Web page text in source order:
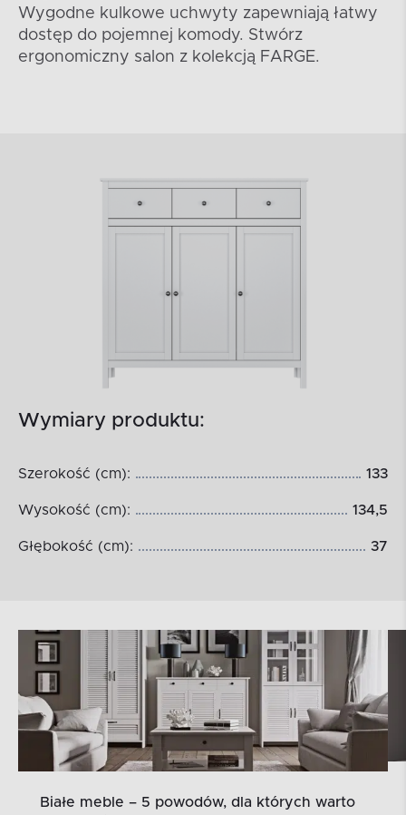
Wygodne kulkowe uchwyty zapewniają łatwy
dostęp do pojemnej komody. Stwórz
ergonomiczny salon z kolekcją FARGE.
Wymiary produktu:
Szerokość (cm): 133
Wysokość (cm): 134,5
Głębokość (cm): 37
Białe meble – 5 powodów, dla których warto